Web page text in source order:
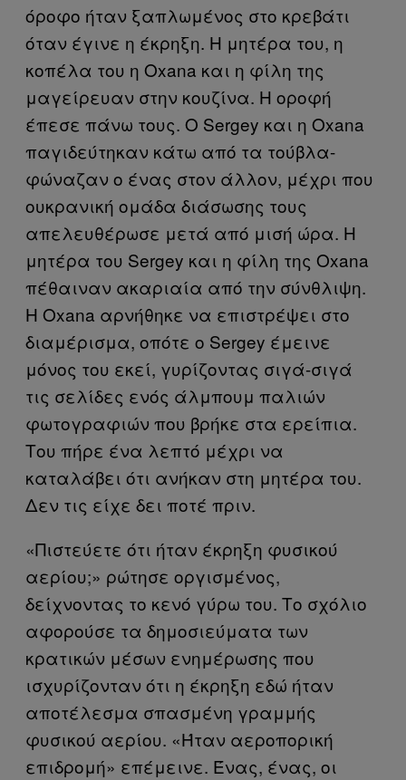
όροφο ήταν ξαπλωμένος στο κρεβάτι
όταν έγινε η έκρηξη. Η μητέρα του, η
κοπέλα του η Oxana και η φίλη της
μαγείρευαν στην κουζίνα. Η οροφή
έπεσε πάνω τους. Ο Sergey και η Oxana
παγιδεύτηκαν κάτω από τα τούβλα-
φώναζαν ο ένας στον άλλον, μέχρι που
ουκρανική ομάδα διάσωσης τους
απελευθέρωσε μετά από μισή ώρα. Η
μητέρα του Sergey και η φίλη της Oxana
πέθαιναν ακαριαία από την σύνθλιψη.
Η Oxana αρνήθηκε να επιστρέψει στο
διαμέρισμα, οπότε ο Sergey έμεινε
μόνος του εκεί, γυρίζοντας σιγά-σιγά
τις σελίδες ενός άλμπουμ παλιών
φωτογραφιών που βρήκε στα ερείπια.
Του πήρε ένα λεπτό μέχρι να
καταλάβει ότι ανήκαν στη μητέρα του.
Δεν τις είχε δει ποτέ πριν.
«Πιστεύετε ότι ήταν έκρηξη φυσικού
αερίου;» ρώτησε οργισμένος,
δείχνοντας το κενό γύρω του. Το σχόλιο
αφορούσε τα δημοσιεύματα των
κρατικών μέσων ενημέρωσης που
ισχυρίζονταν ότι η έκρηξη εδώ ήταν
αποτέλεσμα σπασμένη γραμμής
φυσικού αερίου. «Ήταν αεροπορική
επιδρομή» επέμεινε. Ένας, ένας, οι